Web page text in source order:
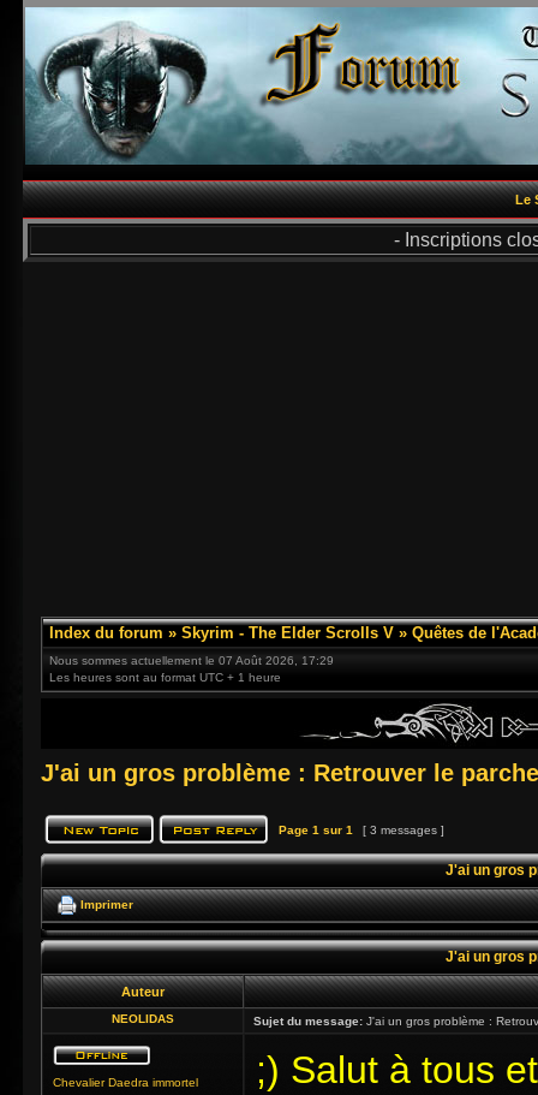
Le
- Inscriptions
Index du forum » Skyrim - The Elder Scrolls V » Quêtes de
Nous sommes actuellement le 07 Août 2026, 17:29
Les heures sont au format UTC + 1 heure
J'ai un gros problème : Retrouver le
Page 1 sur 1 [ 3 messages ]
J'ai un gros
Imprimer
J'ai un gros
Auteur
NEOLIDAS Sujet du message: J'ai un gros problème :
Chevalier Daedra immortel
;) Salut à tous